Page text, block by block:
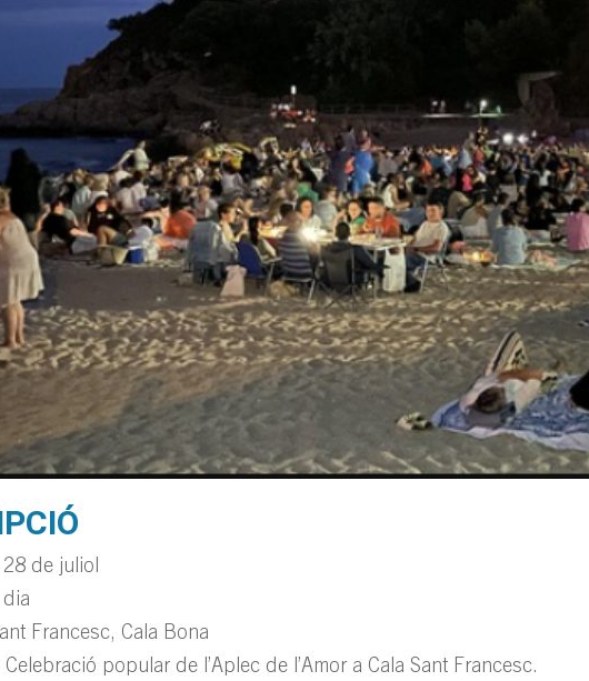
28 de juliol
dia
Francesc, Cala Bona
Celebració popular de l’Aplec de l’Amor a Cala Sant Francesc.